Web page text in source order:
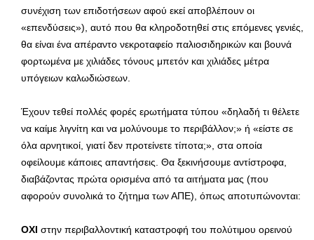
συνέχιση των επιδοτήσεων αφού εκεί αποβλέπουν οι
«επενδύσεις»), αυτό που θα κληροδοτηθεί στις επόμενες γενιές,
θα είναι ένα απέραντο νεκροταφείο παλιοσιδηρικών και βουνά
φορτωμένα με χιλιάδες τόνους μπετόν και χιλιάδες μέτρα
υπόγειων καλωδιώσεων.
Έχουν τεθεί πολλές φορές ερωτήματα τύπου «δηλαδή τι θέλετε
να καίμε λιγνίτη και να μολύνουμε το περιβάλλον;» ή «είστε σε
όλα αρνητικοί, γιατί δεν προτείνετε τίποτα;», στα οποία
οφείλουμε κάποιες απαντήσεις. Θα ξεκινήσουμε αντίστροφα,
διαβάζοντας πρώτα ορισμένα από τα αιτήματα μας (που
αφορούν συνολικά το ζήτημα των ΑΠΕ), όπως αποτυπώνονται:
ΟΧΙ στην περιβαλλοντική καταστροφή του πολύτιμου ορεινού